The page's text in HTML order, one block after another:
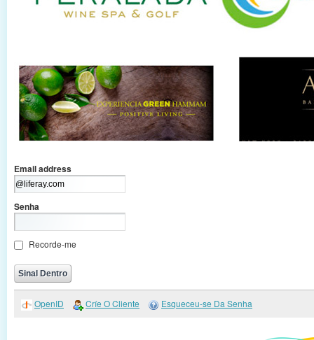
Email address
Senha
Recorde-me
OpenID Críe O Cliente Esqueceu-se Da Senha